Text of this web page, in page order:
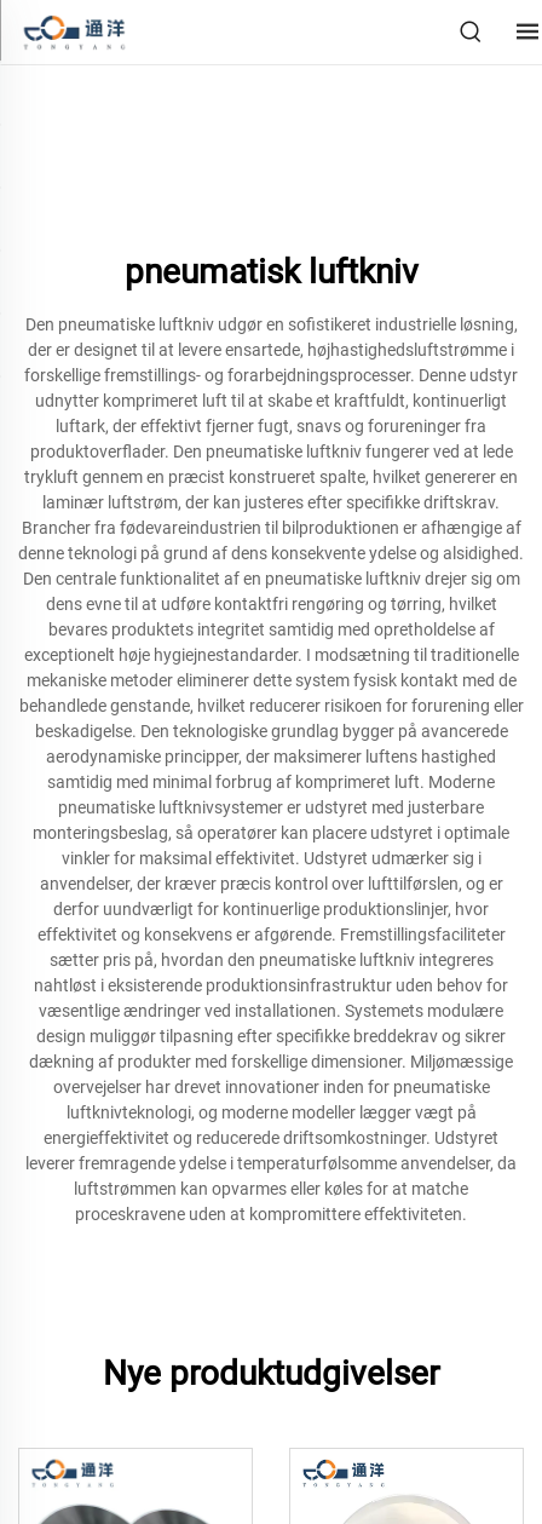
pneumatisk luftkniv
Den pneumatiske luftkniv udgør en sofistikeret industrielle løsning,
der er designet til at levere ensartede, højhastighedsluftstrømme i
forskellige fremstillings- og forarbejdningsprocesser. Denne udstyr
udnytter komprimeret luft til at skabe et kraftfuldt, kontinuerligt
luftark, der effektivt fjerner fugt, snavs og forureninger fra
produktoverflader. Den pneumatiske luftkniv fungerer ved at lede
trykluft gennem en præcist konstrueret spalte, hvilket genererer en
laminær luftstrøm, der kan justeres efter specifikke driftskrav.
Brancher fra fødevareindustrien til bilproduktionen er afhængige af
denne teknologi på grund af dens konsekvente ydelse og alsidighed.
Den centrale funktionalitet af en pneumatiske luftkniv drejer sig om
dens evne til at udføre kontaktfri rengøring og tørring, hvilket
bevares produktets integritet samtidig med opretholdelse af
exceptionelt høje hygiejnestandarder. I modsætning til traditionelle
mekaniske metoder eliminerer dette system fysisk kontakt med de
behandlede genstande, hvilket reducerer risikoen for forurening eller
beskadigelse. Den teknologiske grundlag bygger på avancerede
aerodynamiske principper, der maksimerer luftens hastighed
samtidig med minimal forbrug af komprimeret luft. Moderne
pneumatiske luftknivsystemer er udstyret med justerbare
monteringsbeslag, så operatører kan placere udstyret i optimale
vinkler for maksimal effektivitet. Udstyret udmærker sig i
anvendelser, der kræver præcis kontrol over lufttilførslen, og er
derfor uundværligt for kontinuerlige produktionslinjer, hvor
effektivitet og konsekvens er afgørende. Fremstillingsfaciliteter
sætter pris på, hvordan den pneumatiske luftkniv integreres
nahtløst i eksisterende produktionsinfrastruktur uden behov for
væsentlige ændringer ved installationen. Systemets modulære
design muliggør tilpasning efter specifikke breddekrav og sikrer
dækning af produkter med forskellige dimensioner. Miljømæssige
overvejelser har drevet innovationer inden for pneumatiske
luftknivteknologi, og moderne modeller lægger vægt på
energieffektivitet og reducerede driftsomkostninger. Udstyret
leverer fremragende ydelse i temperaturfølsomme anvendelser, da
luftstrømmen kan opvarmes eller køles for at matche
proceskravene uden at kompromittere effektiviteten.
Nye produktudgivelser